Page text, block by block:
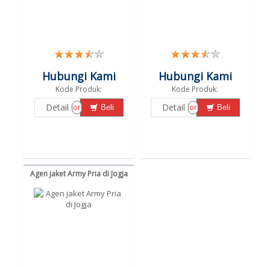
Hubungi Kami
Kode Produk:
Detail or Beli
Hubungi Kami
Kode Produk:
Detail or Beli
Agen jaket Army Pria di Jogja